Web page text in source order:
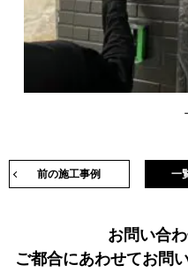
前の施工事例 一
お問い合
ご都合にあわせてお問